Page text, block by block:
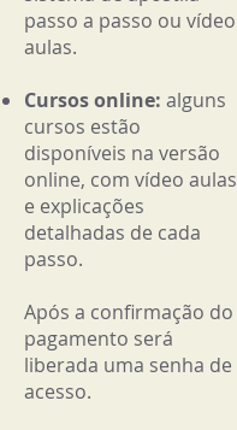
passo a passo ou vídeo
aulas.
Cursos online: alguns
cursos estão
disponíveis na versão
online, com vídeo aulas
e explicações
detalhadas de cada
passo.
Após a confirmação do
pagamento será
liberada uma senha de
acesso.